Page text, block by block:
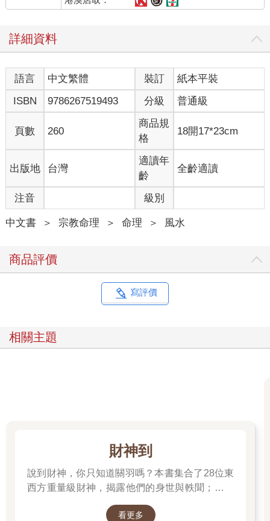
詳細資料
語言 中文繁體 裝訂
紙本平裝
ISBN
9786267519493 分級 普通級
頁數 260
商品規
格
18開17*23cm
出版地 台灣
適讀年
齡
全齡適讀
注音 級別
中文書 ＞ 宗教命理 ＞ 命理 ＞ 風水
商品評價
寫評價
相關主題
財神到
說到財神，你只知道關羽嗎？本書集合了28位東
西方重量級財神，揭露他們的身世與軼聞；也介
慧與正能量；從神話、文學、歷史到民間信仰，
看更多